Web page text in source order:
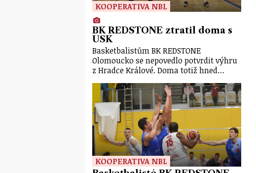
KOOPERATIVA NBL
BK REDSTONE ztratil doma s
USK
Basketbalistům BK REDSTONE
Olomoucko se nepovedlo potvrdit výhru
z Hradce Králové. Doma totiž hned…
KOOPERATIVA NBL